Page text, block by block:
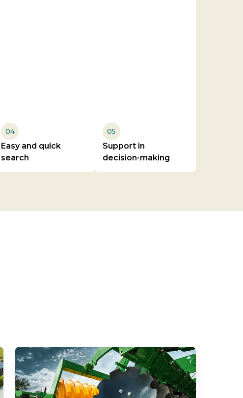
04
Easy and quick
search
05
Support in
decision-making